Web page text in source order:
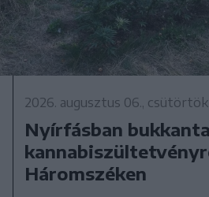
2026. augusztus 06., csütörtök
Nyírfásban
Háromszéken